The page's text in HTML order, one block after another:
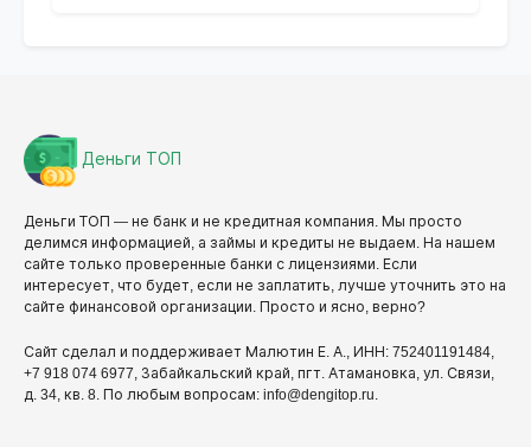
Деньги ТОП
Деньги ТОП — не банк и не кредитная компания. Мы просто
делимся информацией, а займы и кредиты не выдаем. На нашем
сайте только проверенные банки с лицензиями. Если
интересует, что будет, если не заплатить, лучше уточнить это на
сайте финансовой организации. Просто и ясно, верно?
Сайт сделал и поддерживает Малютин Е. А., ИНН: 752401191484,
+7 918 074 6977, Забайкальский край, пгт. Атамановка, ул. Связи,
д. 34, кв. 8. По любым вопросам: info@dengitop.ru.